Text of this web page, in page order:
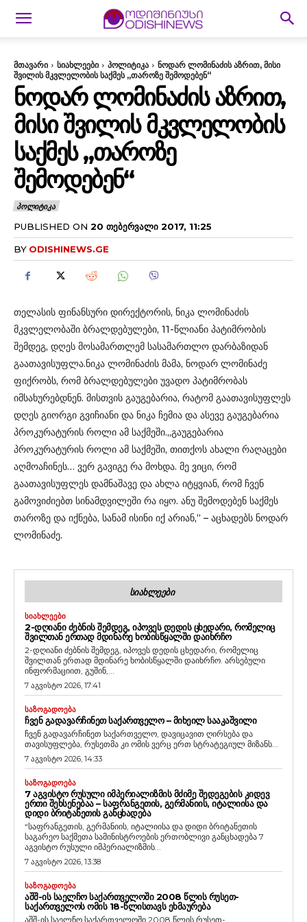
მთავარი სიახლეები პოლიტიკა
ნოდარ ლომინაძის აზრით, მისი
შვილის მკვლელობის საქმეს „თაროზე შემოდებენ“
ᲜᲝᲓᲐᲠ ᲚᲝᲛᲘᲜᲐᲫᲘᲡ ᲐᲖᲠᲘᲗ,
ᲛᲘᲡᲘ ᲨᲕᲘᲚᲘᲡ ᲛᲙᲕᲚᲔᲚᲝᲑᲘᲡ
ᲡᲐᲥᲛᲔᲡ „ᲗᲐᲠᲝᲖᲔ
ᲨᲔᲛᲝᲓᲔᲑᲔᲜ“
ᲞᲝᲚᲘᲢᲘᲙᲐ
PUBLISHED ON 20 ᲗᲔᲑᲔᲠᲕᲐᲚᲘ 2017, 11:25
BY ODISHINEWS.GE
თელასის ფინანსური დირექტორის, ნიკა ლომინაძის
მკვლელობაში ბრალდებულები, 11-წლიანი პატიმრობის
შემდეგ, დღეს მოსამართლემ სასამართლო დარბაზიდან
გაათავისუფლა.ნიკა ლომინაძის მამა, ნოდარ ლომინაძე
ფიქრობს, რომ ბრალდებულები უვადო პატიმრობას
იმსახურებდნენ. მისთვის გაუგებარია, რატომ გაათავისუფლეს
დღეს გიორგი გვიჩიანი და ნიკა ჩემია და ასევე გაუგებარია
პროკურატურის როლი ამ საქმეში.„გაუგებარია
პროკურატურის როლი ამ საქმეში, თითქოს ახალი რაღაცები
აღმოაჩინეს… ვერ გავიგე რა მოხდა. მე ვიცი, რომ
გაათავისუფლეს დამნაშავე და ახლა იტყვიან, რომ ჩვენ
გამოვიძიებთ სინამდვილეში რა იყო. ანუ შემოდებენ საქმეს
თაროზე და იქნება, სანამ ისინი იქ არიან,“ – აცხადებს ნოდარ
ლომინაძე.
ᲡᲘᲐᲮᲚᲔᲔᲑᲘ
ᲡᲘᲐᲮᲚᲔᲔᲑᲘ
2-ᲓᲦᲘᲐᲜᲘ ᲫᲔᲑᲜᲘᲡ ᲨᲔᲛᲓᲔᲒ, ᲘᲞᲝᲕᲔᲡ ᲓᲔᲓᲘᲡ ᲪᲮᲔᲓᲐᲠᲘ, ᲠᲝᲛᲔᲚᲘᲪ
ᲨᲕᲘᲚᲗᲐᲜ ᲔᲠᲗᲐᲓ ᲛᲓᲘᲜᲐᲠᲔ ᲮᲝᲑᲘᲡᲬᲧᲐᲚᲨᲘ ᲓᲐᲘᲮᲠᲩᲝ
2-დღიანი ძებნის შემდეგ, იპოვეს დედის ცხედარი, რომელიც
შვილთან ერთად მდინარე ხობისწყალში დაიხრჩო. არსებული
ინფორმაციით, გუშინ,...
7 აგვისტო 2026, 17:41
ᲡᲐᲖᲝᲒᲐᲓᲝᲔᲑᲐ
ᲩᲕᲔᲜ ᲒᲐᲓᲐᲕᲐᲠᲩᲘᲜᲔᲗ ᲡᲐᲥᲐᲠᲗᲕᲔᲚᲝ – ᲛᲘᲮᲔᲘᲚ ᲡᲐᲐᲙᲐᲨᲕᲘᲚᲘ
ჩვენ გადავარჩინეთ საქართველო, დავიცავით ღირსება და
თავისუფლება, რუსეთმა კი ომის ვერც ერთ სტრატეგიულ მიზანს...
7 აგვისტო 2026, 14:33
ᲡᲐᲖᲝᲒᲐᲓᲝᲔᲑᲐ
7 ᲐᲒᲕᲘᲡᲢᲝ ᲠᲣᲡᲣᲚᲘ ᲘᲛᲞᲔᲠᲘᲐᲚᲘᲖᲛᲘᲡ ᲛᲫᲘᲛᲔ ᲨᲔᲓᲔᲒᲔᲑᲘᲡ ᲙᲘᲓᲔᲕ
ᲔᲠᲗᲘ ᲨᲔᲮᲡᲔᲜᲔᲑᲐᲐ – ᲡᲐᲤᲠᲐᲜᲒᲔᲗᲘᲡ, ᲒᲔᲠᲛᲐᲜᲘᲘᲡ, ᲘᲢᲐᲚᲘᲘᲡᲐ ᲓᲐ
ᲓᲘᲓᲘ ᲑᲠᲘᲢᲐᲜᲔᲗᲘᲡ ᲒᲐᲜᲪᲮᲐᲓᲔᲑᲐ
“საფრანგეთის, გერმანიის, იტალიისა და დიდი ბრიტანეთის
საგარეო საქმეთა სამინისტროების ერთობლივი განცხადება 7
აგვისტო რუსული იმპერიალიზმის...
7 აგვისტო 2026, 13:38
ᲡᲐᲖᲝᲒᲐᲓᲝᲔᲑᲐ
ᲐᲨᲨ-ᲘᲡ ᲡᲐᲔᲚᲩᲝ ᲡᲐᲥᲐᲠᲗᲕᲔᲚᲝᲨᲘ 2008 ᲬᲚᲘᲡ ᲠᲣᲡᲔᲗ-
ᲡᲐᲥᲐᲠᲗᲕᲔᲚᲝᲡ ᲝᲛᲘᲡ 18-ᲬᲚᲘᲡᲗᲐᲕᲡ ᲔᲮᲛᲐᲣᲠᲔᲑᲐ
აშშ-ის საელჩო საქართველოში 2008 წლის რუსეთ-